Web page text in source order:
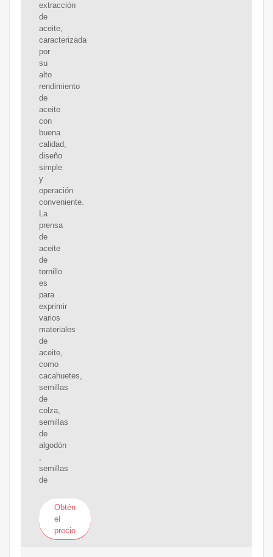
extracción
de
aceite,
caracterizada
por
su
alto
rendimiento
de
aceite
con
buena
calidad,
diseño
simple
y
operación
conveniente.
La
prensa
de
aceite
de
tornillo
es
para
exprimir
varios
materiales
de
aceite,
como
cacahuetes,
semillas
de
colza,
semillas
de
algodón
,
semillas
de
Obtén
el
precio